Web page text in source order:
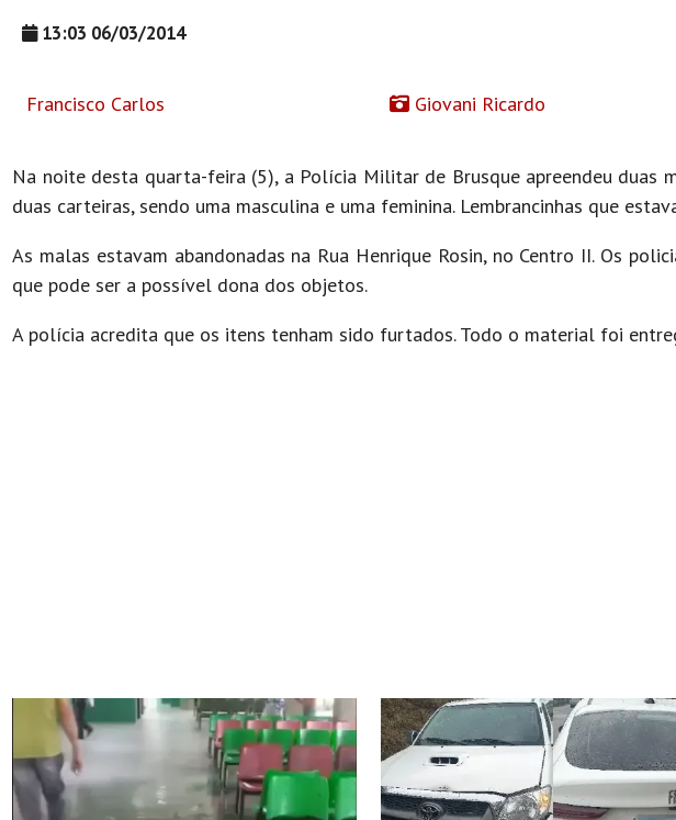
13:03 06/03/2014
Francisco Carlos Giovani Ricardo
Na noite desta quarta-feira (5), a Polícia Militar de Brusque apreendeu duas
duas carteiras, sendo uma masculina e uma feminina. Lembrancinhas que
As malas estavam abandonadas na Rua Henrique Rosin, no Centro II. Os
que pode ser a possível dona dos objetos.
A polícia acredita que os itens tenham sido furtados. Todo o material foi